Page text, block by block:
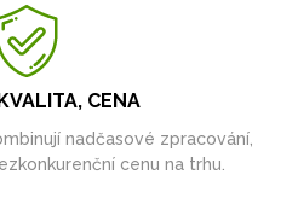
CENA
nadčasové zpracování,
cenu na trhu.